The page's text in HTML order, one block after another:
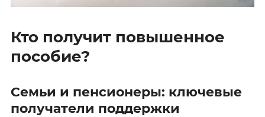
Кто получит повышенное
пособие?
Семьи и пенсионеры: ключевые
получатели поддержки